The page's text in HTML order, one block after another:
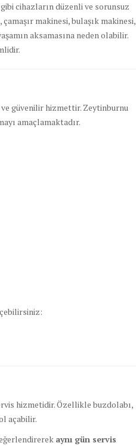
cihazların düzenli ve sorunsuz
makinesi, bulaşık makinesi,
aksamasına neden olabilir.
güvenilir hizmettir. Zeytinburnu
amaçlamaktadır.
hizmetidir. Özellikle buzdolabı,
açabilir.
aynı gün servis